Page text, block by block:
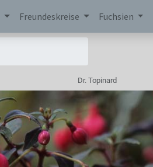
Freundeskreise Fuchsien
Dr. Topinard